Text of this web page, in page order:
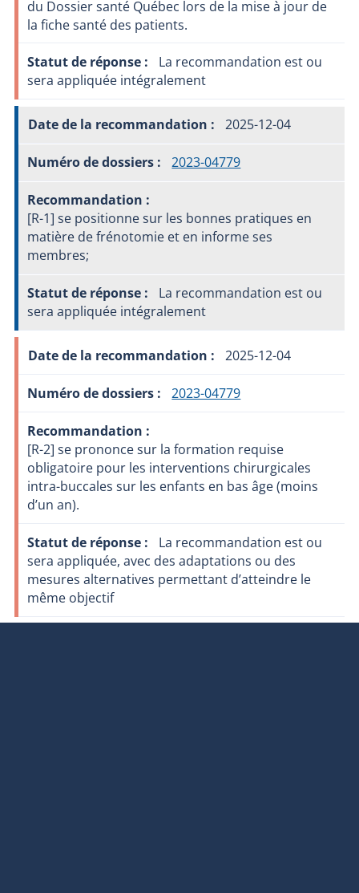
du Dossier santé Québec lors de la mise à jour de
la fiche santé des patients.
La recommandation est ou
sera appliquée intégralement
2025-12-04
2023-04779
[R-1] se positionne sur les bonnes pratiques en
matière de frénotomie et en informe ses
membres;
La recommandation est ou
sera appliquée intégralement
2025-12-04
2023-04779
[R-2] se prononce sur la formation requise
obligatoire pour les interventions chirurgicales
intra-buccales sur les enfants en bas âge (moins
d’un an).
La recommandation est ou
sera appliquée, avec des adaptations ou des
mesures alternatives permettant d’atteindre le
même objectif